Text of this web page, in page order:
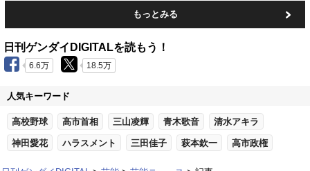
もっとみる
日刊ゲンダイDIGITALを読もう！
6.6万 18.5万
人気キーワード
高校野球 高市首相 三山凌輝 青木歌音 清水アキラ
神田愛花 ハラスメント 三田佳子 萩本欽一 高市政権